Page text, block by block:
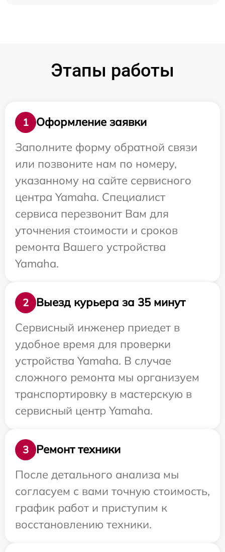
Этапы работы
1
Оформление заявки
Заполните форму обратной связи
или позвоните нам по номеру,
указанному на сайте сервисного
центра Yamaha. Специалист
сервиса перезвонит Вам для
уточнения стоимости и сроков
ремонта Вашего устройства
Yamaha.
2
Выезд курьера за 35 минут
Сервисный инженер приедет в
удобное время для проверки
устройства Yamaha. В случае
сложного ремонта мы организуем
транспортировку в мастерскую в
сервисный центр Yamaha.
3
Ремонт техники
После детального анализа мы
согласуем с вами точную стоимость,
график работ и приступим к
восстановлению техники.